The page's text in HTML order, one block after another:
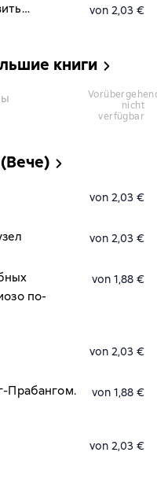
von 2,03 €
книги
vorübergehend
nicht
verfügbar
von 2,03 €
von 2,03 €
по-
von 1,88 €
von 2,03 €
Прабангом.
von 1,88 €
von 2,03 €